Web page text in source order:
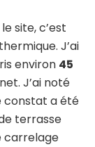
site, c’est
J’ai
environ 45
J’ai noté
constat a été
terrasse
carrelage